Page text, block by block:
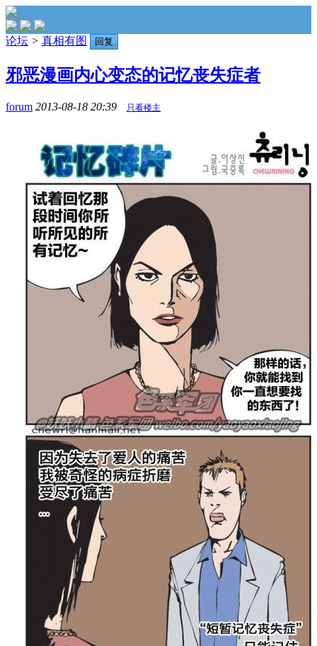
论坛 > 真相有图 回复
邪恶漫画内心变态的记忆丧失症者
forum 2013-08-18 20:39 只看楼主